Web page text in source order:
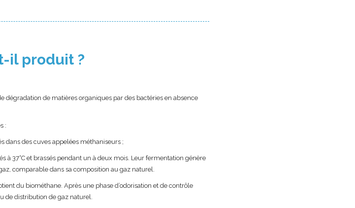
il produit ?
dégradation de matières organiques par des bactéries en absence
:
dans des cuves appelées méthaniseurs ;
à 37°C et brassés pendant un à deux mois. Leur fermentation génère
comparable dans sa composition au gaz naturel.
du biométhane. Après une phase d’odorisation et de contrôle
de distribution de gaz naturel.